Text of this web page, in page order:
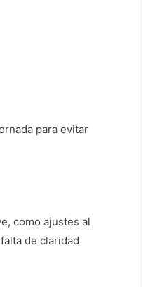
para evitar
como ajustes al
de claridad